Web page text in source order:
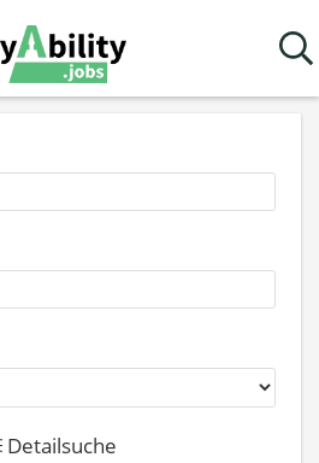
Detailsuche